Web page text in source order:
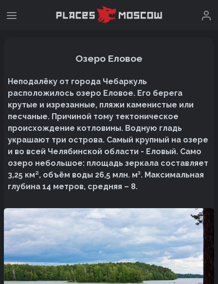
Озеро Еловое
Неподалёку от города Чебаркуль
расположилось озеро Еловое. Его берега
крутые и изрезанные, пляжи каменистые или
песчаные. Причиной тому тектоническое
происхождение котловины. Водную гладь
украшают три острова. Самый крупный на озере
и во всей Челябинской области - Еловый. Само
озеро небольшое: площадь зеркала составляет
3,25 км², объём воды 26,5 млн. м³. Максимальная
глубина 14 метров, средняя – 8.